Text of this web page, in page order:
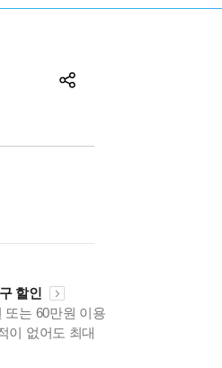
할인
또는 60만원 이용
이 없어도 최대